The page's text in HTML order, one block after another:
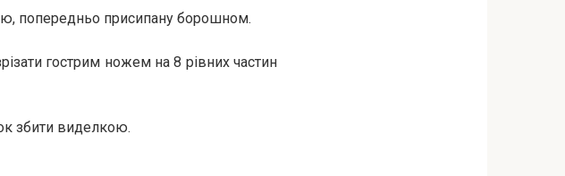
попередньо присипану борошном.
гострим ножем на 8 рівних частин
збити виделкою.